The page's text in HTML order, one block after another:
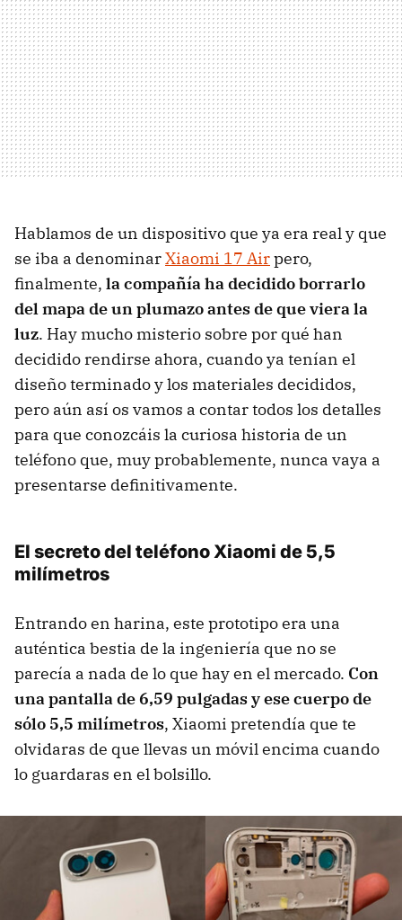
Hablamos de un dispositivo que ya era real y que
se iba a denominarXiaomi 17 Airpero,
finalmente, la compañía ha decidido borrarlo
del mapa de un plumazo antes de que viera la
luz. Hay mucho misterio sobre por qué han
decidido rendirse ahora, cuando ya tenían el
diseño terminado y los materiales decididos,
pero aún así os vamos a contar todos los detalles
para que conozcáis la curiosa historia de un
teléfono que, muy probablemente, nunca vaya a
presentarse definitivamente.
El secreto del teléfono Xiaomi de 5,5
milímetros
Entrando en harina, este prototipo era una
auténtica bestia de la ingeniería que no se
parecía a nada de lo que hay en el mercado. Con
una pantalla de 6,59 pulgadas y ese cuerpo de
sólo 5,5 milímetros, Xiaomi pretendía que te
olvidaras de que llevas un móvil encima cuando
lo guardaras en el bolsillo.